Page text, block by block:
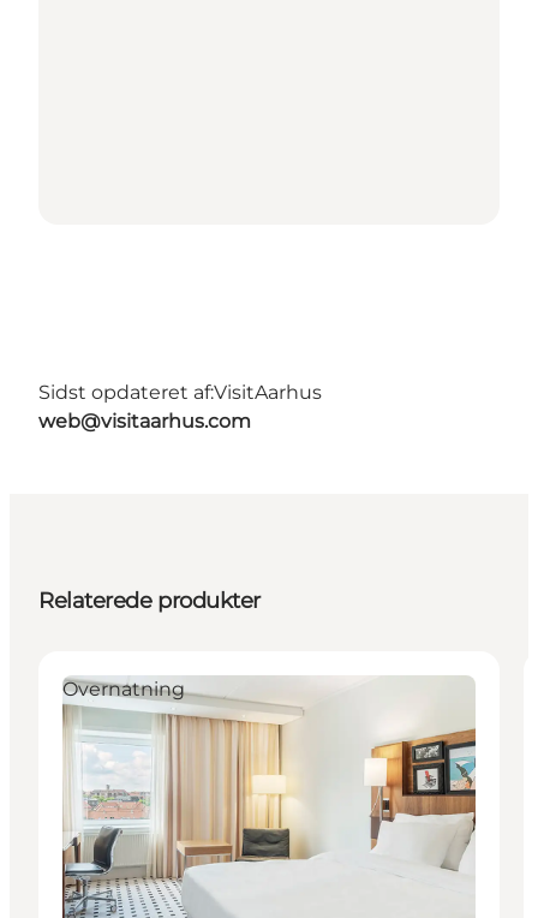
Sidst opdateret af:VisitAarhus
web@visitaarhus.com
Relaterede produkter
Overnatning